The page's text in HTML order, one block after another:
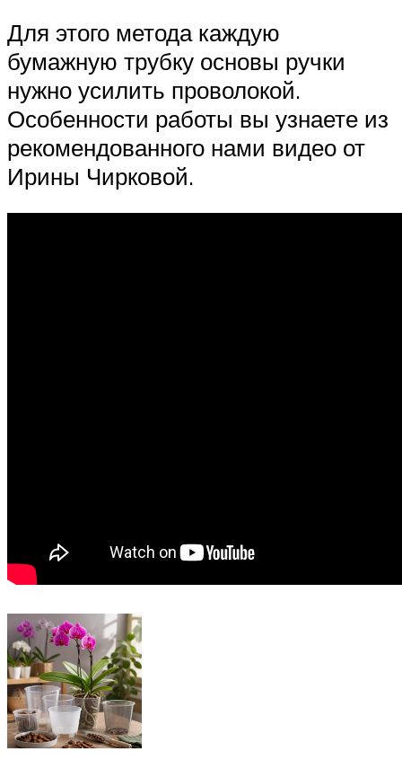
Для этого метода каждую
бумажную трубку основы ручки
нужно усилить проволокой.
Особенности работы вы узнаете из
рекомендованного нами видео от
Ирины Чирковой.